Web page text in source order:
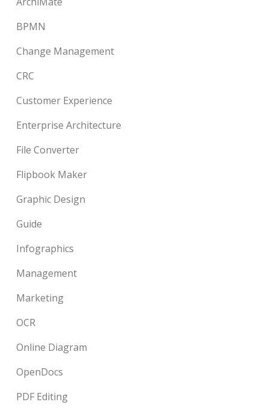
BPMN
Change Management
CRC
Customer Experience
Enterprise Architecture
File Converter
Flipbook Maker
Graphic Design
Guide
Infographics
Management
Marketing
OCR
Online Diagram
OpenDocs
PDF Editing